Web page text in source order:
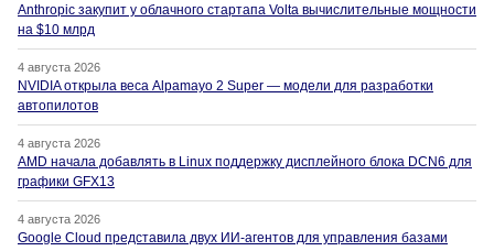
Anthropic закупит у облачного стартапа Volta вычислительные мощности
на $10 млрд
4 августа 2026
NVIDIA открыла веса Alpamayo 2 Super — модели для разработки
автопилотов
4 августа 2026
AMD начала добавлять в Linux поддержку дисплейного блока DCN6 для
графики GFX13
4 августа 2026
Google Cloud представила двух ИИ-агентов для управления базами